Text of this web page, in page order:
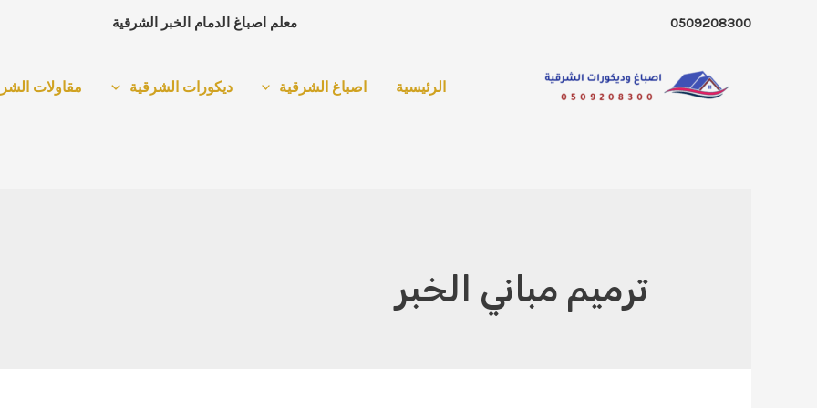
0509208300 معلم اصباغ الدمام الخبر الشرقية
الرئيسية اصباغ الشرقية ديكورات الشرقية مقاولات
ترميم مباني الخبر